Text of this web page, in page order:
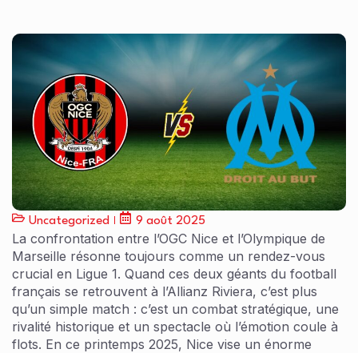
Uncategorized 9 août 2025
La confrontation entre l’OGC Nice et l’Olympique de
Marseille résonne toujours comme un rendez-vous
crucial en Ligue 1. Quand ces deux géants du football
français se retrouvent à l’Allianz Riviera, c’est plus
qu’un simple match : c’est un combat stratégique, une
rivalité historique et un spectacle où l’émotion coule à
flots. En ce printemps 2025, Nice vise un énorme